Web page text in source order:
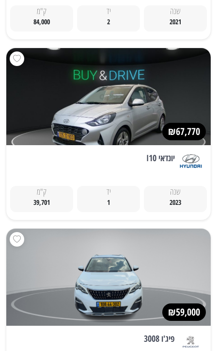
שנה
2021
יד
2
ק"מ
84,000
₪67,770
יונדאי I10
שנה
2023
יד
1
ק"מ
39,701
₪59,000
פיג'ו 3008